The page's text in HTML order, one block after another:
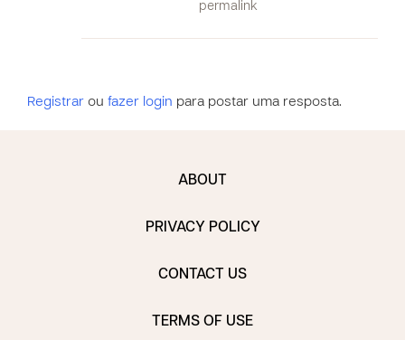
permalink
Registrar ou fazer login para postar uma resposta.
ABOUT
PRIVACY POLICY
CONTACT US
TERMS OF USE